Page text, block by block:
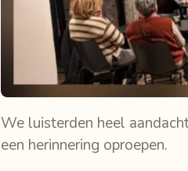
We luisterden heel
een herinnering oproepen.